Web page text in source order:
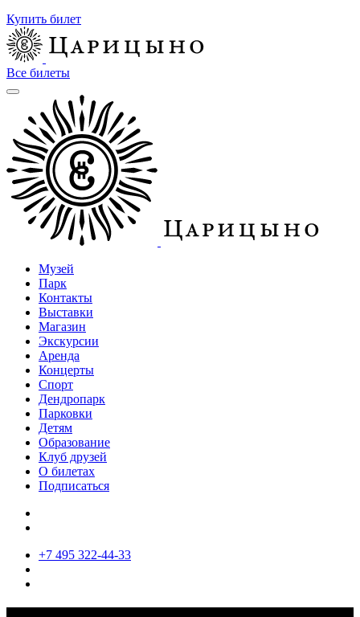
Купить билет
Все билеты
Музей
Парк
Контакты
Выставки
Магазин
Экскурсии
Аренда
Концерты
Спорт
Дендропарк
Парковки
Детям
Образование
Клуб друзей
О билетах
Подписаться
+7 495 322-44-33